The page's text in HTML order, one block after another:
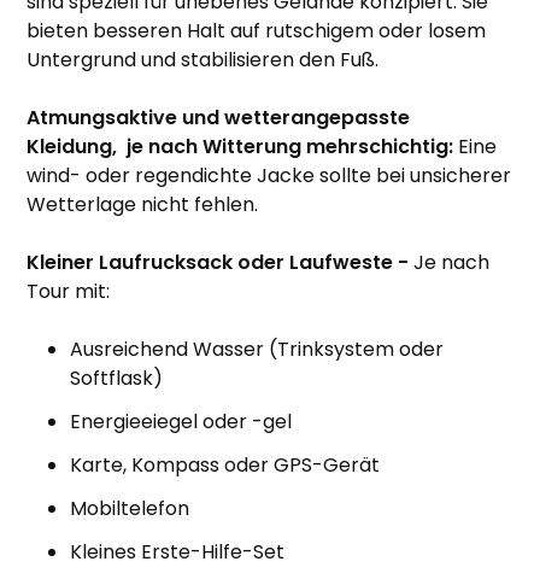
bieten besseren Halt auf rutschigem oder losem
Untergrund und stabilisieren den Fuß.
Atmungsaktive und wetterangepasste
Kleidung, je nach Witterung mehrschichtig: Eine
wind- oder regendichte Jacke sollte bei unsicherer
Wetterlage nicht fehlen.
Kleiner Laufrucksack oder Laufweste -Je nach
Tour mit:
Ausreichend Wasser (Trinksystem oder
Softflask)
Energieeiegel oder -gel
Karte, Kompass oder GPS-Gerät
Mobiltelefon
Kleines Erste-Hilfe-Set